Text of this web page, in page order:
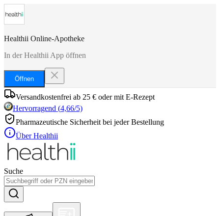
Healthii Online-Apotheke
In der Healthii App öffnen
Öffnen
Versandkostenfrei ab 25 € oder mit E-Rezept
Hervorragend (4,66/5)
Pharmazeutische Sicherheit bei jeder Bestellung
Über Healthii
Suche